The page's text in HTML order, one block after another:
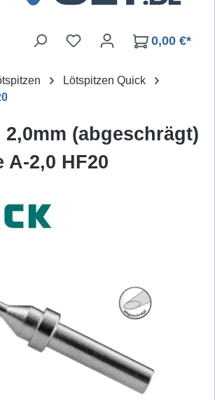
Du hast 0 Produkte auf
0,00 €*
Lötspitzen Quick
(abgeschrägt)
2,0 HF20